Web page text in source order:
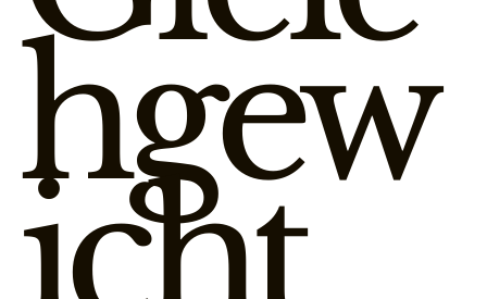
hgew